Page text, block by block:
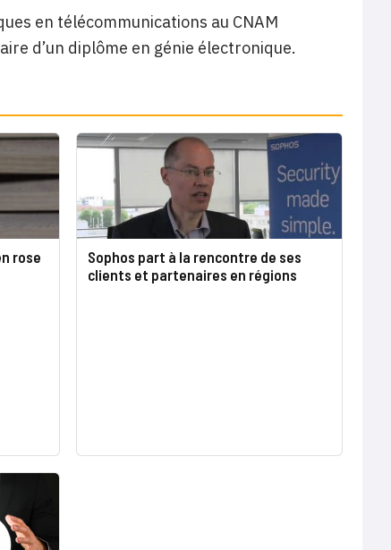
en télécommunications au CNAM
d’un diplôme en génie électronique.
rose
Sophos part à la rencontre de ses
clients et partenaires en régions